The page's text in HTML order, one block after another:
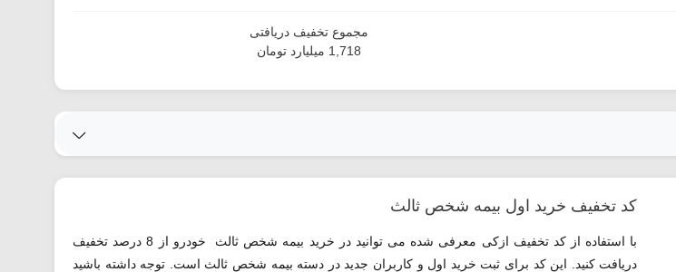
مجموع تخفیف دریافتی
1,718 میلیارد تومان
کد تخفیف خرید اول بیمه شخص ثالث
با استفاده از کد تخفیف ازکی معرفی شده می توانید در خرید بیمه شخص ثالث خودرو از 8 درصد تخفیف
دریافت کنید. این کد برای ثبت خرید اول و کاربران جدید در دسته بیمه شخص ثالث است. توجه داشته باشید